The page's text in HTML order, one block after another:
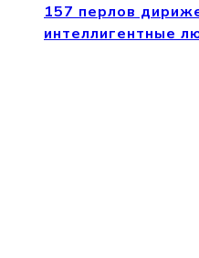
157 перлов
интеллигентные